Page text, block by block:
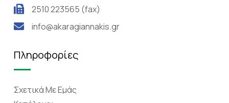
2510 223565 (fax)
info@akaragiannakis.gr
Πληροφορίες
Σχετικά Mε Eμάς